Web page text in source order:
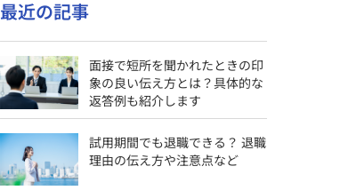
最近の記事
面接で短所を聞かれたときの印
象の良い伝え方とは？具体的な
返答例も紹介します
試用期間でも退職できる？ 退職
理由の伝え方や注意点など